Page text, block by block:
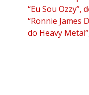
“Eu Sou Ozzy”,
“Ronnie James
do Heavy